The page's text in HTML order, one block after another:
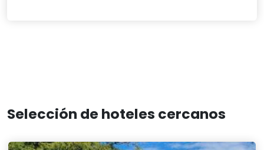
Selección de hoteles cercanos